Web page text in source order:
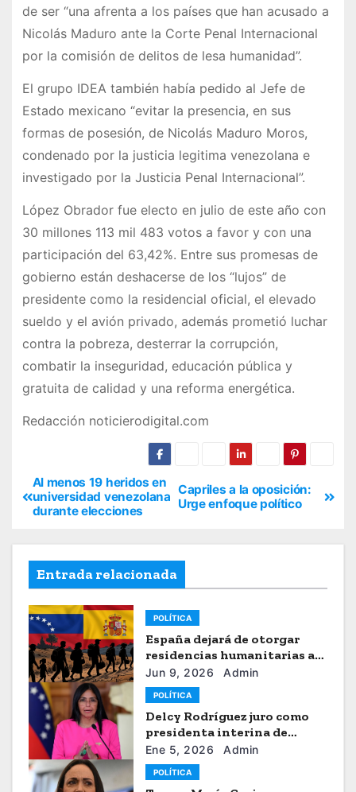
de ser “una afrenta a los países que han acusado a
Nicolás Maduro ante la Corte Penal Internacional
por la comisión de delitos de lesa humanidad”.
El grupo IDEA también había pedido al Jefe de
Estado mexicano “evitar la presencia, en sus
formas de posesión, de Nicolás Maduro Moros,
condenado por la justicia legitima venezolana e
investigado por la Justicia Penal Internacional”.
López Obrador fue electo en julio de este año con
30 millones 113 mil 483 votos a favor y con una
participación del 63,42%. Entre sus promesas de
gobierno están deshacerse de los “lujos” de
presidente como la residencial oficial, el elevado
sueldo y el avión privado, además prometió luchar
contra la pobreza, desterrar la corrupción,
combatir la inseguridad, educación pública y
gratuita de calidad y una reforma energética.
Redacción noticierodigital.com
Capriles a la oposición:
Urge enfoque político
Al menos 19 heridos en
universidad venezolana
durante elecciones
Entrada relacionada
POLÍTICA
España dejará de otorgar
residencias humanitarias a
venezolanos
Jun 9, 2026 Admin
POLÍTICA
Delcy Rodríguez juro como
presidenta interina de
Venezuela
Ene 5, 2026 Admin
POLÍTICA